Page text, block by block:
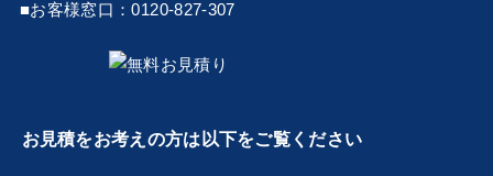
■お客様窓口：0120-827-307
お見積をお考えの方は以下をご覧ください